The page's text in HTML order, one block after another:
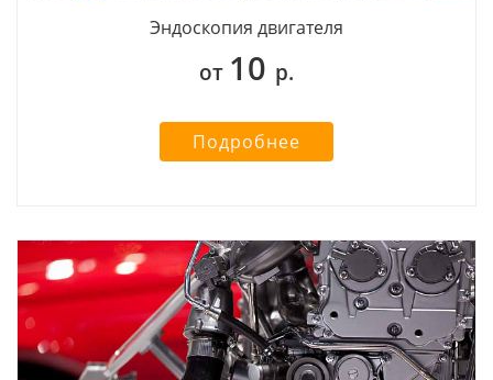
Эндоскопия двигателя
от 10 р.
Подробнее